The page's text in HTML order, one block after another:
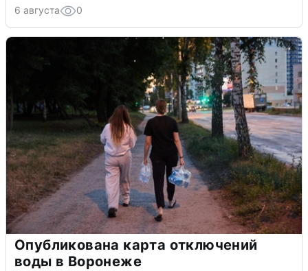
6 августа 0
Опубликована карта отключений
воды в Воронеже